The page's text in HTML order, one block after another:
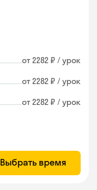
от 2282 ₽ / урок
от 2282 ₽ / урок
от 2282 ₽ / урок
Выбрать время